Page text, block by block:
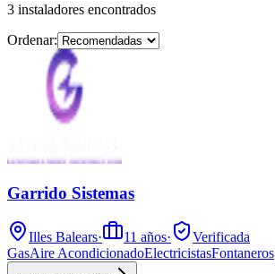
3 instaladores encontrados
Ordenar:
Garrido Sistemas
Illes Balears· 11 años·
Verificada
GasAire AcondicionadoElectricistasFontaneros